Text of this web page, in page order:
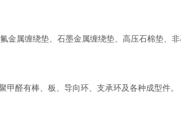
属缠绕垫、石墨金属缠绕垫、高压石棉垫、非
醛有棒、板、导向环、支承环及各种成型件。